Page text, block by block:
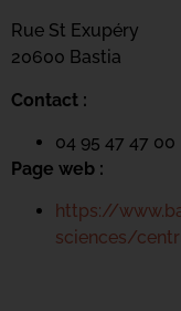
Rue St Exupéry
20600 Bastia
Contact :
04 95 47 47 00
Page web :
https://
sciences/